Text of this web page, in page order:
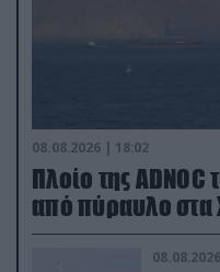
08.08.2026 | 18:02
Πλοίο της
από πύραυλο στα
08.08.2026